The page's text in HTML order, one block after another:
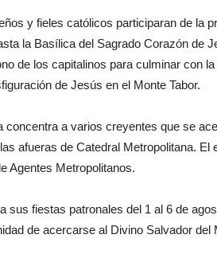
y fieles católicos participaran de la
la Basílica del Sagrado Corazón de
de los capitalinos para culminar con
de Jesús en el Monte Tabor.
concentra a varios creyentes que se
afueras de Catedral Metropolitana.
Agentes Metropolitanos.
sus fiestas patronales del 1 al 6 de
de acercarse al Divino Salvador del